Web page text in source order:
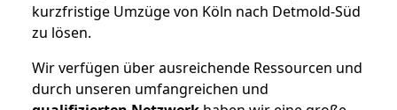
kurzfristige Umzüge von Köln nach Detmold-Süd
zu lösen.
Wir verfügen über ausreichende Ressourcen und
durch unseren umfangreichen und